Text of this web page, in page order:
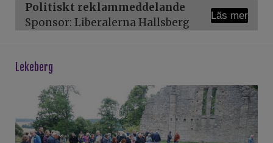
Politiskt reklammeddelande
Sponsor: Liberalerna Hallsberg
Läs mer
lekeberg